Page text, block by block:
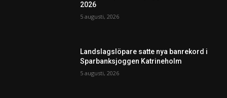
2026
5 augusti, 2026
Landslagslöpare satte nya banrekord i
Sparbanksjoggen Katrineholm
5 augusti, 2026